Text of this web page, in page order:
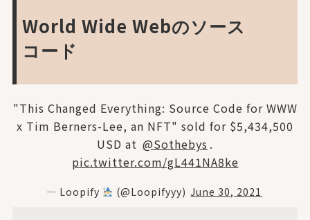
World Wide Webのソース
コード
"This Changed Everything: Source Code for WWW
x Tim Berners-Lee, an NFT" sold for $5,434,500
USD at @Sothebys .
pic.twitter.com/gL441NA8ke
— Loopify (@Loopifyyy) June 30, 2021